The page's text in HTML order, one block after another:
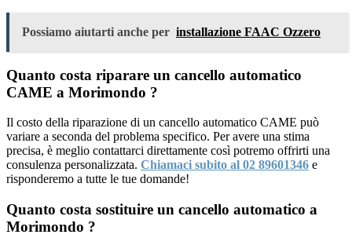
Possiamo aiutarti anche per installazione FAAC Ozzero
Quanto costa riparare un cancello automatico
CAME a Morimondo ?
Il costo della riparazione di un cancello automatico CAME può
variare a seconda del problema specifico. Per avere una stima
precisa, è meglio contattarci direttamente così potremo offrirti una
consulenza personalizzata. Chiamaci subito al 02 89601346 e
risponderemo a tutte le tue domande!
Quanto costa sostituire un cancello automatico a
Morimondo ?